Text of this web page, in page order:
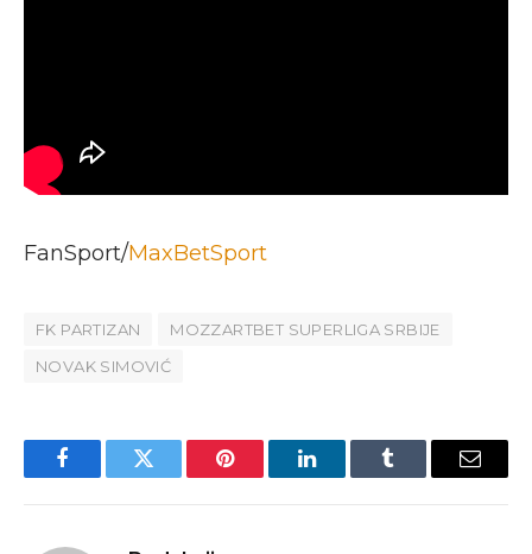
FanSport/MaxBetSport
FK PARTIZAN
MOZZARTBET SUPERLIGA SRBIJE
NOVAK SIMOVIĆ
FacebookTwitter Pinterest LinkedInTumblr Email